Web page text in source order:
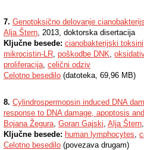
7. Genotoksično delovanje
Alja Štern, 2013, doktorska disertacija
Ključne besede: cianobakterijski toksini
mikrocistin-LR, poškodbe DNK,
proliferacija, celični odziv
Celotno besedilo (datoteka, 69,96 MB)
8. Cylindrospermopsin induced DNA
response to DNA damage, apoptosis
Bojana Žegura, Goran Gajski, Alja Štern
Ključne besede: human lymphocytes,
Celotno besedilo (povezava drugam)